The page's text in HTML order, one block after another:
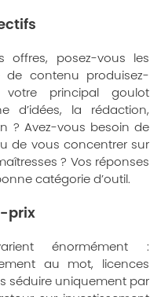
offres, posez-vous les
de contenu produisez-
principal goulot
d’idées, la rédaction,
? Avez-vous besoin de
de vous concentrer sur
? Vos réponses
catégorie d’outil.
prix
énormément :
au mot, licences
séduire uniquement par